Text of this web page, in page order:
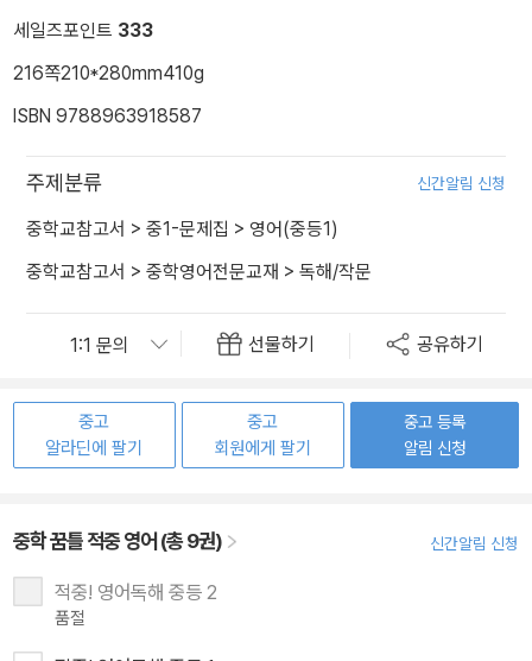
세일즈포인트 333
216쪽210*280mm410g
ISBN 9788963918587
주제분류 신간알림 신청
중학교참고서 > 중1-문제집 > 영어(중등1)
중학교참고서 > 중학영어전문교재 > 독해/작문
선물하기 공유하기
중고
알라딘에 팔기
중고
회원에게 팔기
중고 등록
알림 신청
중학 꿈틀 적중 영어 (총 9권) 신간알림 신청
적중! 영어독해 중등 2
품절